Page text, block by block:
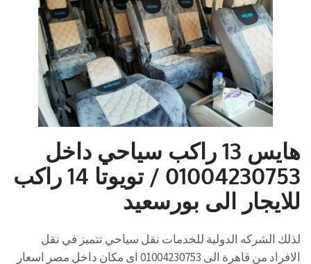
هايس 13 راكب سياحي داخل
01004230753 / تويوتا 14 راكب
للايجار الى بورسعيد
لذلك الشركه الدولية للخدمات نقل سياحي تتميز في نقل
الافراد من قاهرة الى 01004230753 اى مكان داخل مصر اسعار